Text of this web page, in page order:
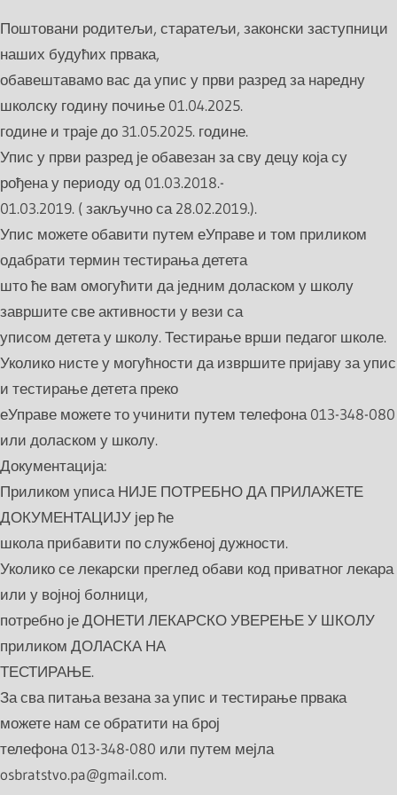
Поштовани родитељи, старатељи, законски заступници
наших будућих првака,
обавештавамо вас да упис у први разред за наредну
школску годину почиње 01.04.2025.
године и траје до 31.05.2025. године.
Упис у први разред је обавезан за сву децу која су
рођена у периоду од 01.03.2018.-
01.03.2019. ( закључно са 28.02.2019.).
Упис можете обавити путем еУправе и том приликом
одабрати термин тестирања детета
што ће вам омогућити да једним доласком у школу
завршите све активности у вези са
уписом детета у школу. Тестирање врши педагог школе.
Уколико нисте у могућности да извршите пријаву за упис
и тестирање детета преко
еУправе можете то учинити путем телефона 013-348-080
или доласком у школу.
Документација:
Приликом уписа НИЈЕ ПОТРЕБНО ДА ПРИЛАЖЕТЕ
ДОКУМЕНТАЦИЈУ јер ће
школа прибавити по службеној дужности.
Уколико се лекарски преглед обави код приватног лекара
или у војној болници,
потребно је ДОНЕТИ ЛЕКАРСКО УВЕРЕЊЕ У ШКОЛУ
приликом ДОЛАСКА НА
ТЕСТИРАЊЕ.
За сва питања везана за упис и тестирање првака
можете нам се обратити на број
телефона 013-348-080 или путем мејла
osbratstvo.pa@gmail.com.